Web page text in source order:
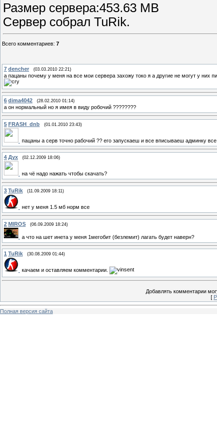
Размер сервера:453.63 MB
Сервер собрал TuRik.
Всего комментариев: 7
7 dencher (03.03.2010 22:21)
а пацаны почему у меня на все мои сервера захожу токо я а другие не могут у них
6 dima4042 (28.02.2010 01:14)
а он нормальный но я имея в виду робочий ????????
5 FRASH_dnb (01.01.2010 23:43)
пацаны а серв точно рабочий ?? его запускаеш и все вписываеш админку
4 Дух (02.12.2009 18:06)
на чё надо нажать чтобы скачать?
3 TuRik (11.09.2009 18:11)
нет у меня 1.5 мб норм все
2 MIROS (06.09.2009 18:24)
а что на шет инета у меня 1мегобит (безлемит) лагать будет наверн?
1 TuRik (30.08.2009 01:44)
качаем и оставляем комментарии.
Добавлять комментарии
[
Полная версия сайта